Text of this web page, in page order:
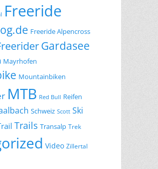
Freeride
Freeride Alpencross
Gardasee
Mayrhofen
Mountainbiken
MTB Red Bull Reifen
Schweiz Scott Ski
Trails Transalp Trek
Video Zillertal